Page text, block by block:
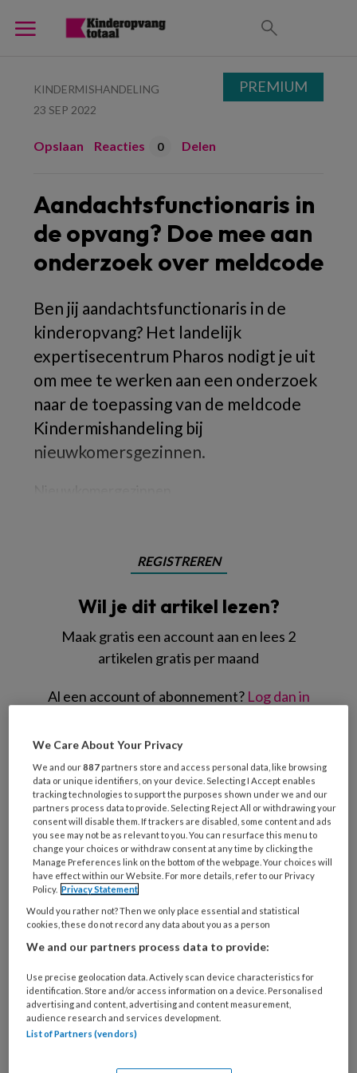
KINDERMISHANDELING
23 SEP 2022
Opslaan Reacties 0 Delen
Aandachtsfunctionaris in
de opvang? Doe mee aan
onderzoek over meldcode
Ben jij aandachtsfunctionaris in de
kinderopvang? Het landelijk
expertisecentrum Pharos nodigt je uit
om mee te werken aan een onderzoek
naar de toepassing van de meldcode
Kindermishandeling bij
nieuwkomersgezinnen.
REGISTREREN
Wil je dit artikel lezen?
Maak gratis een account aan en lees 2
artikelen gratis per maand
Al een account of abonnement? Log dan in
Wat
is
je
e-
mailadres?
* *
Kies
je
wachtwoord* *
Kies
je
functie *
Bij
welke
organisatie
werk
je?
Untitled
Ontvang 2x per week de
KinderopvangTotaal nieuwsbrief
Ontvang iedere zondag het
PREMIUM
We Care About Your Privacy
We and our887 partners store and access personal data, like browsing
data or unique identifiers, on your device. Selecting I Accept enables
tracking technologies to support the purposes shown under we and our
partners process data to provide. Selecting Reject All or withdrawing your
consent will disable them. If trackers are disabled, some content and ads
you see may not be as relevant to you. You can resurface this menu to
change your choices or withdraw consent at any time by clicking the
Manage Preferences link on the bottom of the webpage. Your choices will
have effect within our Website. For more details, refer to our Privacy
Policy. Privacy Statement
Would you rather not? Then we only place essential and statistical
cookies, these do not record any data about you as a person
We and our partners process data to provide:
Use precise geolocation data. Actively scan device characteristics for
identification. Store and/or access information on a device. Personalised
advertising and content, advertising and content measurement,
audience research and services development.
List of Partners (vendors)